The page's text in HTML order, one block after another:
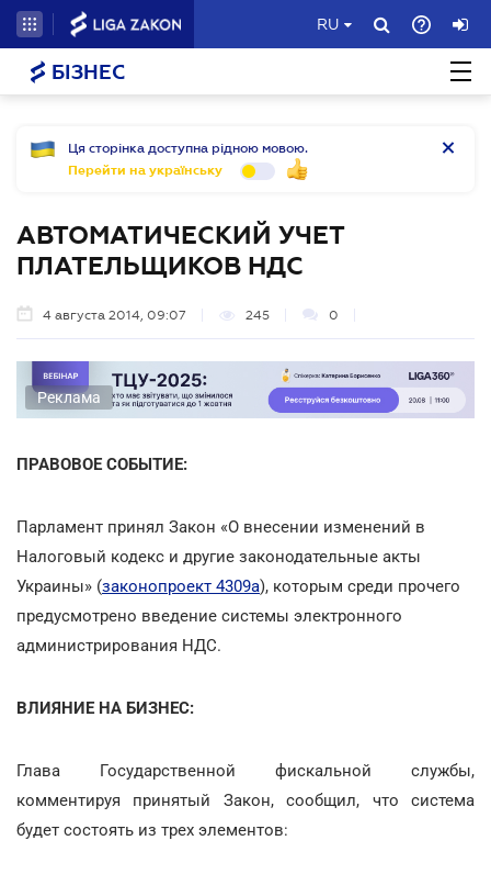
RU
БІЗНЕС
Ця сторінка доступна рідною мовою.
Перейти на українську
АВТОМАТИЧЕСКИЙ УЧЕТ
ПЛАТЕЛЬЩИКОВ НДС
4 августа 2014, 09:07 245 0
Реклама
ПРАВОВОЕ СОБЫТИЕ:
Парламент принял Закон «О внесении изменений в
Налоговый кодекс и другие законодательные акты
Украины» (законопроект 4309а), которым среди прочего
предусмотрено введение системы электронного
администрирования НДС.
ВЛИЯНИЕ НА БИЗНЕС:
Глава Государственной фискальной службы,
комментируя принятый Закон, сообщил, что система
будет состоять из трех элементов: